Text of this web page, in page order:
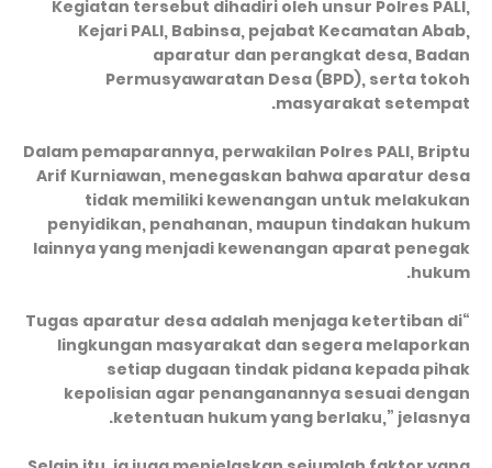
Kegiatan tersebut dihadiri oleh unsur Polres PALI,
Kejari PALI, Babinsa, pejabat Kecamatan Abab,
aparatur dan perangkat desa, Badan
Permusyawaratan Desa (BPD), serta tokoh
masyarakat setempat.
Dalam pemaparannya, perwakilan Polres PALI, Briptu
Arif Kurniawan, menegaskan bahwa aparatur desa
tidak memiliki kewenangan untuk melakukan
penyidikan, penahanan, maupun tindakan hukum
lainnya yang menjadi kewenangan aparat penegak
hukum.
“Tugas aparatur desa adalah menjaga ketertiban di
lingkungan masyarakat dan segera melaporkan
setiap dugaan tindak pidana kepada pihak
kepolisian agar penanganannya sesuai dengan
ketentuan hukum yang berlaku,” jelasnya.